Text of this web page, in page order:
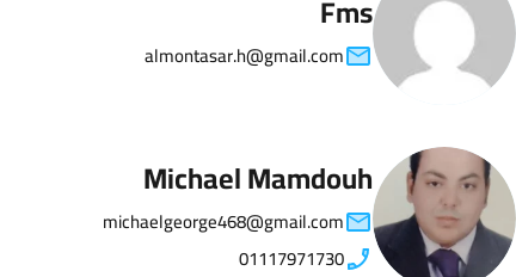
Fms
almontasar.h@gmail.com
Michael Mamdouh
michaelgeorge468@gmail.com
01117971730